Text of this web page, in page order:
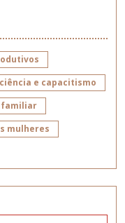
e capacitismo
familiar
mulheres